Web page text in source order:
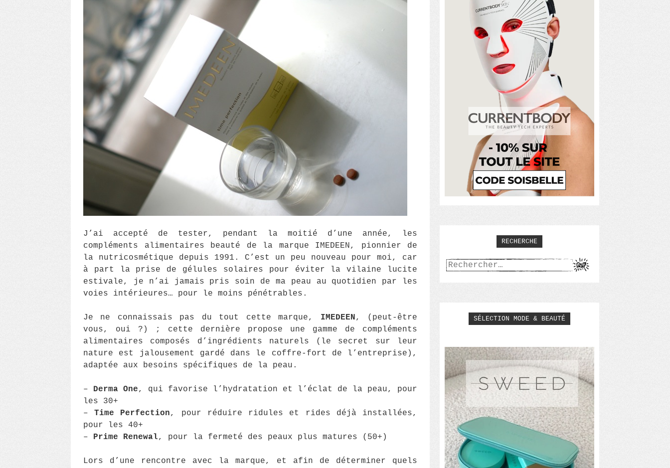
J’ai accepté de tester, pendant la moitié d’une année, les
compléments alimentaires beauté de la marque IMEDEEN, pionnier de
la nutricosmétique depuis 1991. C’est un peu nouveau pour moi, car
à part la prise de gélules solaires pour éviter la vilaine lucite
estivale, je n’ai jamais pris soin de ma peau au quotidien par les
voies intérieures… pour le moins pénétrables.
Je ne connaissais pas du tout cette marque, IMEDEEN, (peut-être
vous, oui ?) ; cette dernière propose une gamme de compléments
alimentaires composés d’ingrédients naturels (le secret sur leur
nature est jalousement gardé dans le coffre-fort de l’entreprise),
adaptée aux besoins spécifiques de la peau.
– Derma One, qui favorise l’hydratation et l’éclat de la peau, pour
les 30+
–Time Perfection, pour réduire ridules et rides déjà installées,
pour les 40+
– Prime Renewal, pour la fermeté des peaux plus matures (50+)
Lors d’une rencontre avec la marque, et afin de déterminer quels
RECHERCHE
Rechercher :
SÉLECTION MODE & BEAUTÉ